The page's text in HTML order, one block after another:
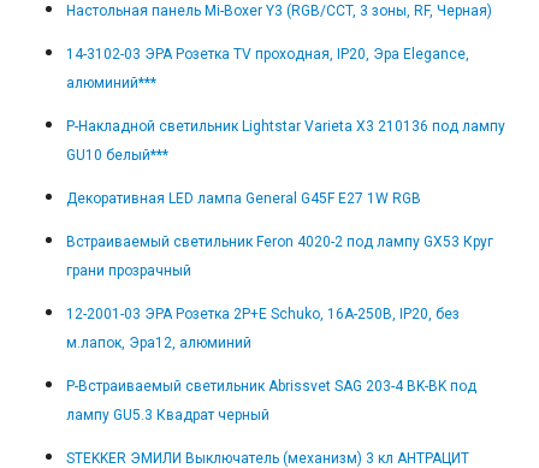
Настольная панель Mi-Boxer Y3 (RGB/CCT, 3 зоны, RF, Черная)
14-3102-03 ЭРА Розетка TV проходная, IP20, Эра Elegance,
алюминий***
Р-Накладной светильник Lightstar Varieta X3 210136 под лампу
GU10 белый***
Декоративная LED лампа General G45F E27 1W RGB
Встраиваемый светильник Feron 4020-2 под лампу GX53 Круг
грани прозрачный
12-2001-03 ЭРА Розетка 2P+E Schuko, 16A-250В, IP20, без
м.лапок, Эра12, алюминий
Р-Встраиваемый светильник Abrissvet SAG 203-4 BK-BK под
лампу GU5.3 Квадрат черный
STEKKER ЭМИЛИ Выключатель (механизм) 3 кл АНТРАЦИТ